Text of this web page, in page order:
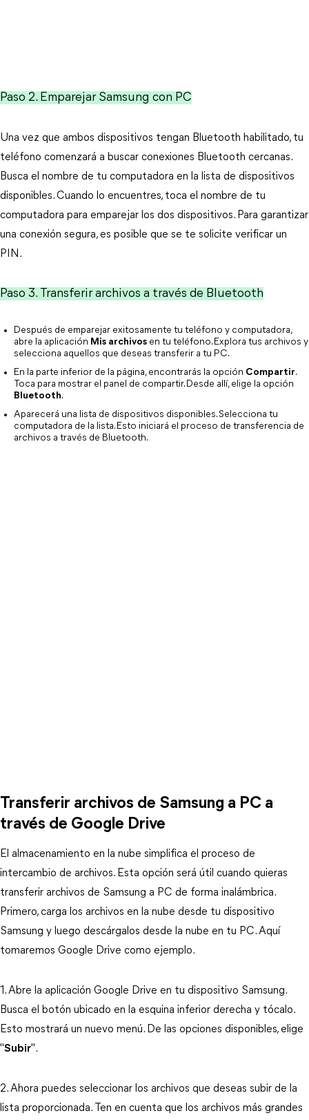
Paso 2. Emparejar Samsung con PC
Una vez que ambos dispositivos tengan Bluetooth habilitado, tu
teléfono comenzará a buscar conexiones Bluetooth cercanas.
Busca el nombre de tu computadora en la lista de dispositivos
disponibles. Cuando lo encuentres, toca el nombre de tu
computadora para emparejar los dos dispositivos. Para garantizar
una conexión segura, es posible que se te solicite verificar un
PIN.
Paso 3. Transferir archivos a través de Bluetooth
Después de emparejar exitosamente tu teléfono y computadora,
abre la aplicación Mis archivos en tu teléfono. Explora tus archivos y
selecciona aquellos que deseas transferir a tu PC.
En la parte inferior de la página, encontrarás la opción Compartir
Toca para mostrar el panel de compartir. Desde allí, elige la opción
Bluetooth.
Aparecerá una lista de dispositivos disponibles. Selecciona tu
computadora de la lista. Esto iniciará el proceso de transferencia de
archivos a través de Bluetooth.
Transferir archivos de Samsung a PC a
través de Google Drive
El almacenamiento en la nube simplifica el proceso de
intercambio de archivos. Esta opción será útil cuando quieras
transferir archivos de Samsung a PC de forma inalámbrica.
Primero, carga los archivos en la nube desde tu dispositivo
Samsung y luego descárgalos desde la nube en tu PC. Aquí
tomaremos Google Drive como ejemplo.
1. Abre la aplicación Google Drive en tu dispositivo Samsung.
Busca el botón ubicado en la esquina inferior derecha y tócalo.
Esto mostrará un nuevo menú. De las opciones disponibles, elige
"Subir".
2. Ahora puedes seleccionar los archivos que deseas subir de la
lista proporcionada. Ten en cuenta que los archivos más grandes